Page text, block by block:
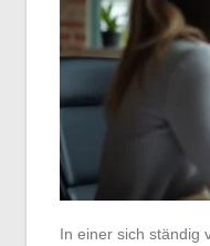
In einer sich ständig